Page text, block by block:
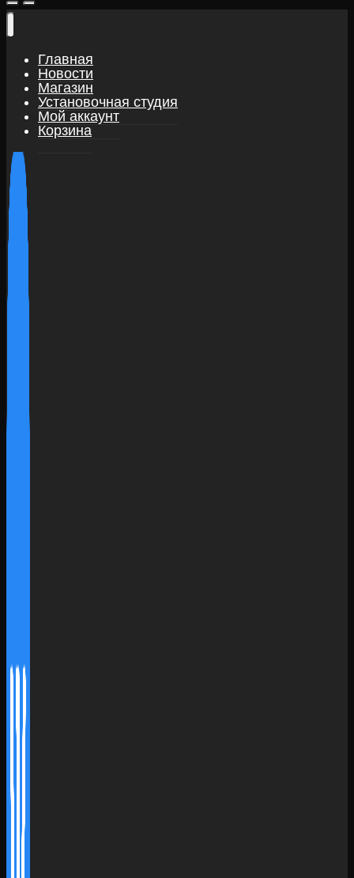
Главная
Новости
Магазин
Установочная студия
Мой аккаунт
Корзина